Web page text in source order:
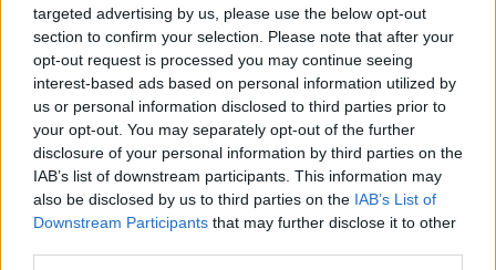
targeted advertising by us, please use the below opt-out
section to confirm your selection. Please note that after your
opt-out request is processed you may continue seeing
interest-based ads based on personal information utilized by
us or personal information disclosed to third parties prior to
your opt-out. You may separately opt-out of the further
disclosure of your personal information by third parties on the
IAB’s list of downstream participants. This information may
also be disclosed by us to third parties on the IAB’s List of
Downstream Participants that may further disclose it to other